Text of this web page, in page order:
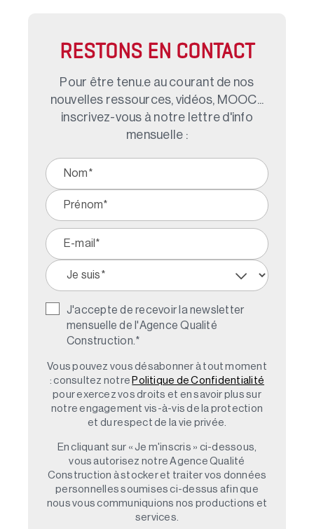
RESTONS EN CONTACT
Pour être tenu.e au courant de nos
nouvelles ressources, vidéos, MOOC...
inscrivez-vous à notre lettre d'info
mensuelle :
J'accepte de recevoir la newsletter
mensuelle de l'Agence Qualité
Construction. *
Vous pouvez vous désabonner à tout moment
: consultez notre Politique de Confidentialité
pour exercez vos droits et en savoir plus sur
notre engagement vis-à-vis de la protection
et du respect de la vie privée.
En cliquant sur « Je m'inscris » ci-dessous,
vous autorisez notre Agence Qualité
Construction à stocker et traiter vos données
personnelles soumises ci-dessus afin que
nous vous communiquions nos productions et
services.